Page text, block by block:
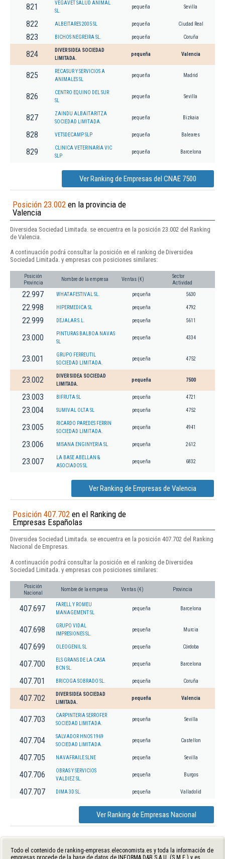
821
VEGAVET SALUD ANIMAL
SL.
pequeña Sevilla
822 ALBEITARES 2005 SL pequeña Ciudad Real
823 BICHOS NEGREIRA SL. pequeña Coruña
824
DIVERSIDEA SOCIEDAD
LIMITADA.
pequeña Valencia
825
RECASUR Y SERVICIOS A
ANIMALES SL
pequeña Madrid
826
CENTRO EQUINO DEL SUR
SL
pequeña Sevilla
827
ZAINDU ALBAITARITZA
SOCIEDAD LIMITADA.
pequeña Bizkaia
828 VETSDECAMP SLP pequeña Baleares
829
CLINICA VETERINARIA VIC
SLP
pequeña Barcelona
Ver Ranking de Empresas del CNAE 7500
Posición 23.002 en la provincia de
Valencia
Diversidea Sociedad Limitada. se encuentra en la posición 23.002 del Ranking
de Valencia.
A continuación podrá consultar la posición en el ranking de Diversidea
Sociedad Limitada. y empresas con posiciones similares:
Posición
Provincia
Nombre de la empresa Ventas (€)
Sector
Actividad
22.997 WHATAFESTIVAL SL. pequeña 5630
22.998 HIPERMEDICA SL pequeña 4792
22.999 DEJALAR S.L. pequeña 5611
23.000
PINTURAS BALBOA NAVAS
SL
pequeña 4334
23.001
GRUPO FERREUTIL
SOCIEDAD LIMITADA.
pequeña 4752
23.002
DIVERSIDEA SOCIEDAD
LIMITADA.
pequeña 7500
23.003 BIFRUTA SL pequeña 4721
23.004 SUMIVAL OLTA SL pequeña 4752
23.005
RICARDO PAREDES FERRIN
SOCIEDAD LIMITADA.
pequeña 4941
23.006 MISANA ENGINYERIA SL pequeña 2612
23.007
LA BASE ABELLAN &
ASOCIADOS SL
pequeña 6832
Ver Ranking de Empresas de Valencia
Posición 407.702 en el Ranking de
Empresas Españolas
Diversidea Sociedad Limitada. se encuentra en la posición 407.702 del Ranking
Nacional de Empresas.
A continuación podrá consultar la posición en el ranking de Diversidea
Sociedad Limitada. y empresas con posiciones similares:
Posición
Nacional
Nombre de la empresa Ventas (€) Provincia
407.697
FARELL Y ROMEU
MANAGEMENT SL
pequeña Barcelona
407.698
GRUPO VIDAL
IMPRESIONES SL.
pequeña Murcia
407.699 OLEOGENIL SL pequeña Córdoba
407.700
ELS GRANS DE LA CASA
BCN SL.
pequeña Barcelona
407.701 BRICOGA SOBRADO SL. pequeña Coruña
407.702
DIVERSIDEA SOCIEDAD
LIMITADA.
pequeña Valencia
407.703
CARPINTERIA SERROFER
SOCIEDAD LIMITADA.
pequeña Sevilla
407.704
SALVADOR HNOS 1969
SOCIEDAD LIMITADA.
pequeña Castellon
407.705 NAVAFRAILE SLNE pequeña Sevilla
407.706
OBRAS Y SERVICIOS
VALDIEZ SL.
pequeña Burgos
407.707 DIMA 3D SL. pequeña Valladolid
Ver Ranking de Empresas Nacional
Todo el contenido de ranking-empresas.eleconomista.es y toda la información de
empresas procede de la base de datos de INFORMA D&B S.A.U. (S.M.E.) y es